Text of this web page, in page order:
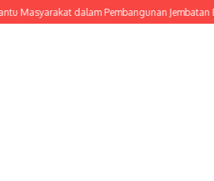
dalam Pembangunan Jembatan Beton